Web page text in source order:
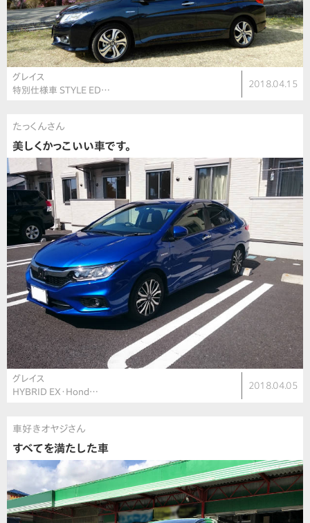
グレイス
特別仕様車 STYLE ED…
2018.04.15
たっくんさん
美しくかっこいい車です。
グレイス
HYBRID EX・Hond…
2018.04.05
車好きオヤジさん
すべてを満たした車